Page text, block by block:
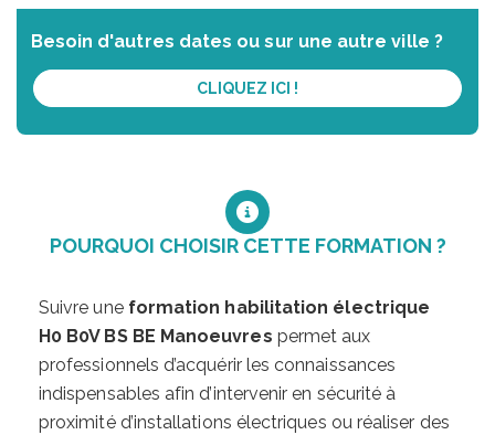
Besoin d'autres dates ou sur une autre ville ?
CLIQUEZ ICI !
POURQUOI CHOISIR CETTE FORMATION ?
Suivre une formation habilitation électrique
H0 B0V BS BE Manoeuvres permet aux
professionnels d’acquérir les connaissances
indispensables afin d’intervenir en sécurité à
proximité d’installations électriques ou réaliser des